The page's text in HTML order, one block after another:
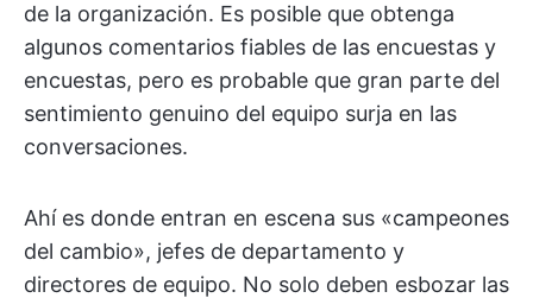
de la organización. Es posible que obtenga
algunos comentarios fiables de las encuestas y
encuestas, pero es probable que gran parte del
sentimiento genuino del equipo surja en las
conversaciones.
Ahí es donde entran en escena sus «campeones
del cambio», jefes de departamento y
directores de equipo. No solo deben esbozar las